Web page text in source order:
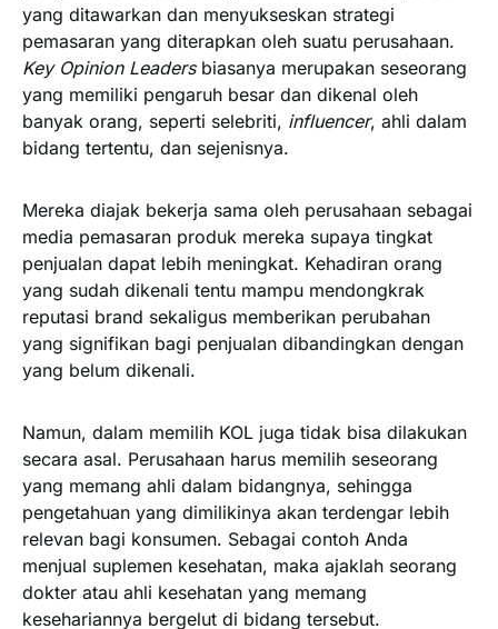
yang ditawarkan dan menyukseskan strategi
pemasaran yang diterapkan oleh suatu perusahaan.
Key Opinion Leadersbiasanya merupakan seseorang
yang memiliki pengaruh besar dan dikenal oleh
banyak orang, seperti selebriti, influencer, ahli dalam
bidang tertentu, dan sejenisnya.
Mereka diajak bekerja sama oleh perusahaan sebagai
media pemasaran produk mereka supaya tingkat
penjualan dapat lebih meningkat. Kehadiran orang
yang sudah dikenali tentu mampu mendongkrak
reputasi brand sekaligus memberikan perubahan
yang signifikan bagi penjualan dibandingkan dengan
yang belum dikenali.
Namun, dalam memilih KOL juga tidak bisa dilakukan
secara asal. Perusahaan harus memilih seseorang
yang memang ahli dalam bidangnya, sehingga
pengetahuan yang dimilikinya akan terdengar lebih
relevan bagi konsumen. Sebagai contoh Anda
menjual suplemen kesehatan, maka ajaklah seorang
dokter atau ahli kesehatan yang memang
kesehariannya bergelut di bidang tersebut.